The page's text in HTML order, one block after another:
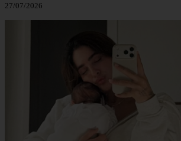
27/07/2026